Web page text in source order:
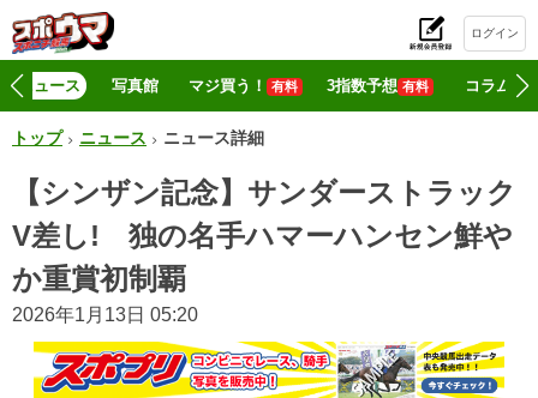
ログイン
ニュース 写真館 マジ買う！ 有料 3指数予想 有料 コラム
トップ ニュース ニュース詳細
【シンザン記念】サンダーストラック
V差し! 独の名手ハマーハンセン鮮や
か重賞初制覇
2026年1月13日 05:20